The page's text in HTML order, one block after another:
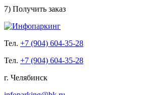
7) Получить заказ
Тел. +7 (904) 604-35-28
Тел. +7 (904) 604-35-28
г. Челябинск